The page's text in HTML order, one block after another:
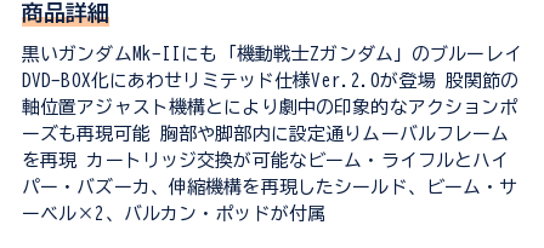
商品詳細
黒いガンダムMk-IIにも「機動戦士Zガンダム」のブルーレイ
DVD-BOX化にあわせリミテッド仕様Ver.2.0が登場 股関節の
軸位置アジャスト機構とにより劇中の印象的なアクションポ
ーズも再現可能 胸部や脚部内に設定通りムーバルフレーム
を再現 カートリッジ交換が可能なビーム・ライフルとハイ
パー・バズーカ、伸縮機構を再現したシールド、ビーム・サ
ーベル×2、バルカン・ポッドが付属